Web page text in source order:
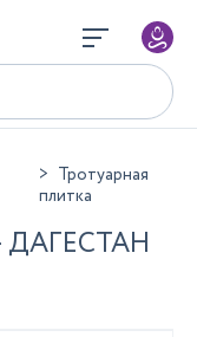
Тротуарная
плитка